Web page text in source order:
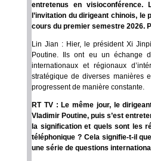
entretenus en visioconférence.
l’invitation du dirigeant chinois,
cours du premier semestre 2026.
Lin Jian : Hier, le président Xi
Poutine. Ils ont eu un échange
internationaux et régionaux
stratégique de diverses manières
progressent de manière constante.
RT TV : Le même jour, le
Vladimir Poutine, puis s’est
la signification et quels sont les
téléphonique ? Cela signifie-t-il
une série de questions